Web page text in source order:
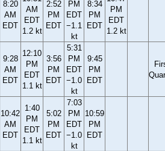
8:20
AM
EDT
AM
EDT
1.2 kt
2:52
PM
EDT
PM
EDT
−1.1
kt
8:34
PM
EDT
PM
EDT
1.2 kt
9:28
AM
EDT
12:10
PM
EDT
1.1 kt
3:56
PM
EDT
5:31
PM
EDT
−1.0
kt
9:45
PM
EDT
10:42
AM
EDT
1:40
PM
EDT
1.1 kt
5:02
PM
EDT
7:03
PM
EDT
−1.0
kt
10:59
PM
EDT